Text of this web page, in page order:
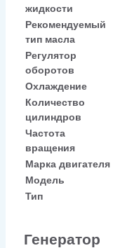
жидкости
Рекомендуемый
тип масла
Регулятор
оборотов
Охлаждение
Количество
цилиндров
Частота
вращения
Марка двигателя
Модель
Тип
Генератор